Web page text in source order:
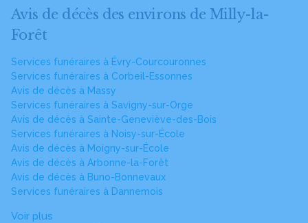
Avis de décès des environs de Milly-la-
Forêt
Services funéraires à Évry-Courcouronnes
Services funéraires à Corbeil-Essonnes
Avis de décès à Massy
Services funéraires à Savigny-sur-Orge
Avis de décès à Sainte-Geneviève-des-Bois
Services funéraires à Noisy-sur-École
Avis de décès à Moigny-sur-École
Avis de décès à Arbonne-la-Forêt
Avis de décès à Buno-Bonnevaux
Services funéraires à Dannemois
Voir plus